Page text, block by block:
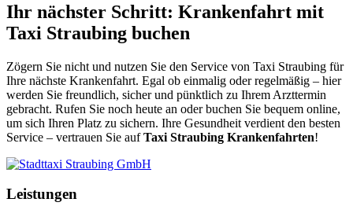
Ihr nächster Schritt: Krankenfahrt mit
Taxi Straubing buchen
Zögern Sie nicht und nutzen Sie den Service von Taxi Straubing für
Ihre nächste Krankenfahrt. Egal ob einmalig oder regelmäßig – hier
werden Sie freundlich, sicher und pünktlich zu Ihrem Arzttermin
gebracht. Rufen Sie noch heute an oder buchen Sie bequem online,
um sich Ihren Platz zu sichern. Ihre Gesundheit verdient den besten
Service – vertrauen Sie aufTaxi Straubing Krankenfahrten!
Leistungen